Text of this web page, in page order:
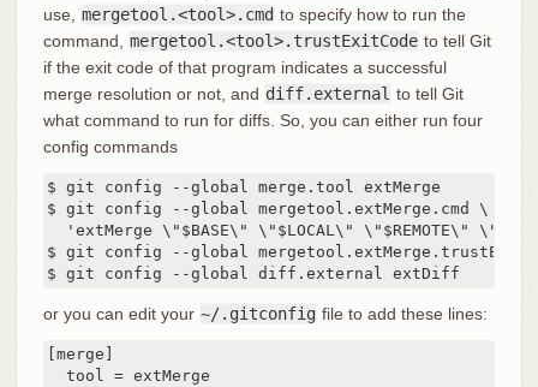
use, mergetool.<tool>.cmd to specify how to run the
command, mergetool.<tool>.trustExitCode to tell Git
if the exit code of that program indicates a successful
merge resolution or not, and diff.external to tell Git
what command to run for diffs. So, you can either run four
config commands
$ git config --global merge.tool extMerge
$ git config --global mergetool.extMerge.cmd \
'extMerge \"$BASE\" \"$LOCAL\" \"$REMOTE\"
$ git config --global
$ git config --global diff.external extDiff
or you can edit your ~/.gitconfig file to add these lines:
[merge]
  tool = extMerge